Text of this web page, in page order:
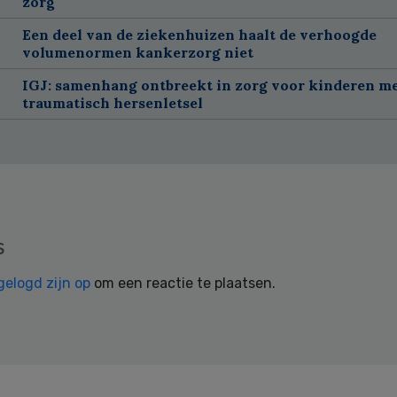
Een deel van de ziekenhuizen haalt de verhoogde
volumenormen kankerzorg niet
IGJ: samenhang ontbreekt in zorg voor kinderen
traumatisch hersenletsel
zijn op om een reactie te plaatsen.